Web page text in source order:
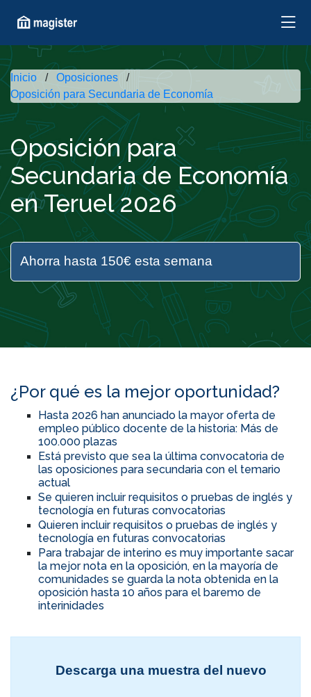
Inicio
Oposiciones
Oposición para Secundaria de Economía
Oposición para
Secundaria de Economía
en Teruel 2026
Ahorra hasta 150€ esta semana
¿Por qué es la mejor oportunidad?
Hasta 2026 han anunciado la mayor oferta de
empleo público docente de la historia: Más de
100.000 plazas
Está previsto que sea la última convocatoria de
las oposiciones para secundaria con el temario
actual
Se quieren incluir requisitos o pruebas de inglés y
tecnología en futuras convocatorias
Quieren incluir requisitos o pruebas de inglés y
tecnología en futuras convocatorias
Para trabajar de interino es muy importante sacar
la mejor nota en la oposición, en la mayoría de
comunidades se guarda la nota obtenida en la
oposición hasta 10 años para el baremo de
interinidades
Descarga una muestra del nuevo